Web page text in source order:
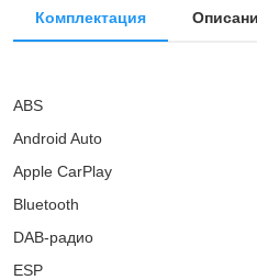
Комплектация
ABS
Android Auto
Apple CarPlay
Bluetooth
DAB-радио
ESP